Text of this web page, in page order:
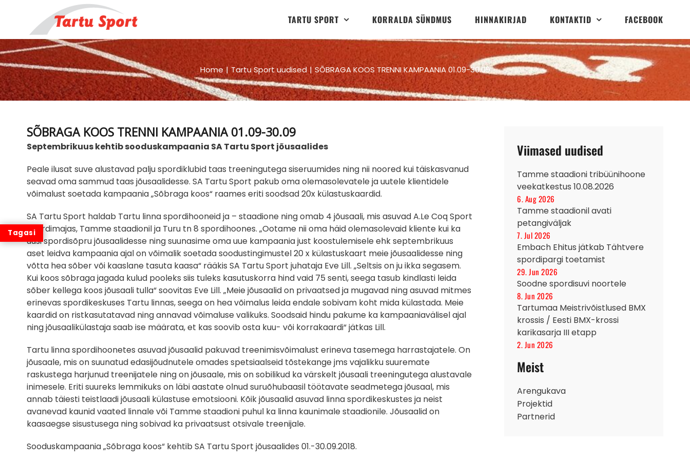
content
TARTU SPORT KORRALDA SÜNDMUS HINNAKIRJAD KONTAKTID FACEBOOK
Home Tartu Sport uudised SÕBRAGA KOOS TRENNI KAMPAANIA 01.09-30.09
SÕBRAGA KOOS TRENNI KAMPAANIA 01.09-30.09
Septembrikuus kehtib sooduskampaania SA Tartu Sport jõusaalides
Peale ilusat suve alustavad palju spordiklubid taas treeningutega siseruumides ning nii noored kui täiskasvanud
seavad oma sammud taas jõusaalidesse. SA Tartu Sport pakub oma olemasolevatele ja uutele klientidele
võimalust soetada kampaania „Sõbraga koos“ raames eriti soodsad 20x külastuskaardid.
SA Tartu Sport haldab Tartu linna spordihooneid ja – staadione ning omab 4 jõusaali, mis asuvad A.Le Coq Sport
spordimajas, Tamme staadionil ja Turu tn 8 spordihoones. „Ootame nii oma häid olemasolevaid kliente kui ka
uusi spordisõpru jõusaalidesse ning suunasime oma uue kampaania just koostulemisele ehk septembrikuus
aset leidva kampaania ajal on võimalik soetada soodustingimustel 20 x külastuskaart meie jõusaalidesse ning
võtta hea sõber või kaaslane tasuta kaasa“ rääkis SA Tartu Sport juhataja Eve Lill. „Seltsis on ju ikka segasem.
Kui koos sõbraga jagada kulud pooleks siis tuleks kasutuskorra hind vaid 75 senti, seega tasub kindlasti leida
sõber kellega koos jõusaali tulla“ soovitas Eve Lill. „Meie jõusaalid on privaatsed ja mugavad ning asuvad mitmes
erinevas spordikeskuses Tartu linnas, seega on hea võimalus leida endale sobivam koht mida külastada. Meie
kaardid on ristkasutatavad ning annavad võimaluse valikuks. Soodsaid hindu pakume ka kampaaniavälisel ajal
ning jõusaalikülastaja saab ise määrata, et kas soovib osta kuu- või korrakaardi“ jätkas Lill.
Tartu linna spordihoonetes asuvad jõusaalid pakuvad treenimisvõimalust erineva tasemega harrastajatele. On
jõusaale, mis on suunatud edasijõudnutele omades spetsiaalseid tõstekange jms vajalikku suuremate
raskustega harjunud treenijatele ning on jõusaale, mis on sobilikud ka värskelt jõusaali treeningutega alustavale
inimesele. Eriti suureks lemmikuks on läbi aastate olnud suruõhubaasil töötavate seadmetega jõusaal, mis
annab täiesti teistlaadi jõusaali külastuse emotsiooni. Kõik jõusaalid asuvad linna spordikeskustes ja neist
avanevad kaunid vaated linnale või Tamme staadioni puhul ka linna kaunimale staadionile. Jõusaalid on
kaasaegse sisustusega ning sobivad ka privaatsust otsivale treenijale.
Sooduskampaania „Sõbraga koos“ kehtib SA Tartu Sport jõusaalides 01.-30.09.2018.
Viimased uudised
Tamme staadioni tribüünihoone
veekatkestus 10.08.2026
6. Aug 2026
Tamme staadionil avati
petangiväljak
7. Jul 2026
Embach Ehitus jätkab Tähtvere
spordipargi toetamist
29. Jun 2026
Soodne spordisuvi noortele
8. Jun 2026
Tartumaa Meistrivõistlused BMX
krossis / Eesti BMX-krossi
karikasarja III etapp
2. Jun 2026
Meist
Arengukava
Projektid
Partnerid